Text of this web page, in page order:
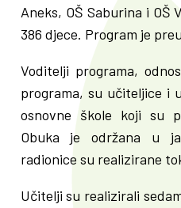
Aneks, OŠ Saburina i OŠ
386 djece. Program je
Voditelji programa,
programa, su učiteljice i
osnovne škole koji su
Obuka je održana u
radionice su realizirane
Učitelji su realizirali